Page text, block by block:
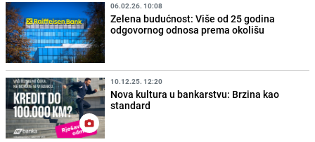
06.02.26. 10:08
Zelena budućnost: Više od 25 godina
odgovornog odnosa prema okolišu
10.12.25. 12:20
Nova kultura u bankarstvu: Brzina kao
standard